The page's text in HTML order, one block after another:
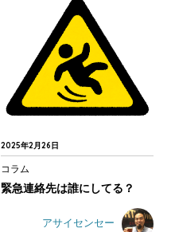
2025年2月26日
コラム
緊急連絡先は誰にしてる？
アサイセンセー